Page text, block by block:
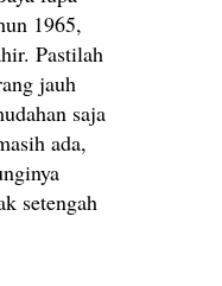
1965,
Pastilah
jauh
saja
ada,
setengah